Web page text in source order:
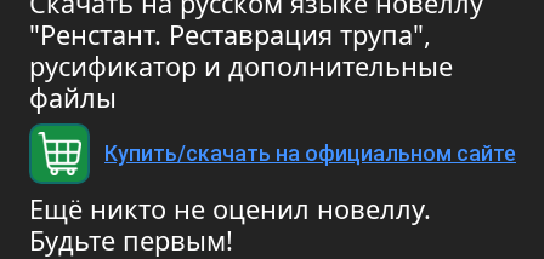
"Ренстант. Реставрация трупа",
русификатор и дополнительные
файлы
Купить/скачать на официальном сайте
Ещё никто не оценил новеллу.
Будьте первым!